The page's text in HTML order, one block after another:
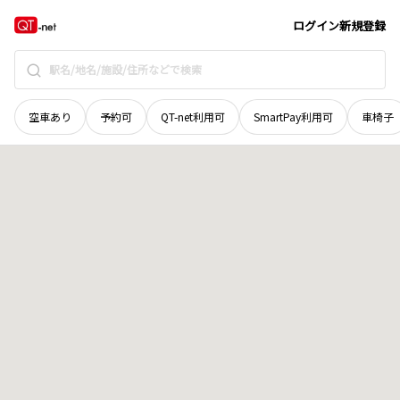
ログイン新規登録
空車あり 予約可 QT-net利用可 SmartPay利用可 車椅子
秋田県